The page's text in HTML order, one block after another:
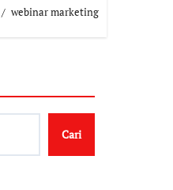
webinar marketing
Cari